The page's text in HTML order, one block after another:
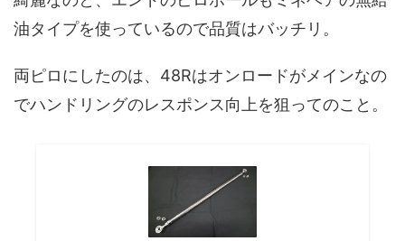
油タイプを使っているので品質はバッチリ。
両ピロにしたのは、48Rはオンロードがメインなの
でハンドリングのレスポンス向上を狙ってのこと。